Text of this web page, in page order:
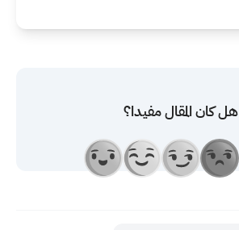
هل كان المقال مفيدا؟